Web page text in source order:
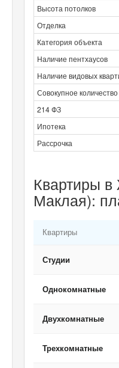
Высота потолков
Отделка
Категория объекта
Наличие пентхаусов
Наличие видовых
Совокупное
214 ФЗ
Ипотека
Рассрочка
Квартиры
Маклая):
Квартиры
Студии
Однокомнатные
Двухкомнатные
Трехкомнатные